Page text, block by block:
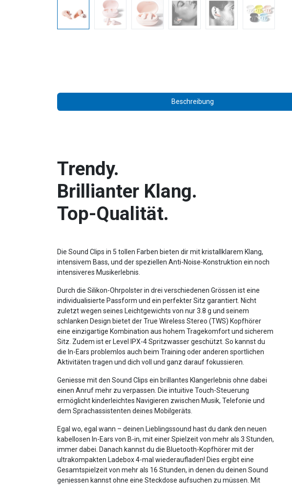
Beschreibung
Trendy.
Brillianter Klang.
Top-Qualität.
Die Sound Clips in 5 tollen Farben bieten dir mit kristallklarem Klang,
intensivem Bass, und der speziellen Anti-Noise-Konstruktion ein noch
intensiveres Musikerlebnis.
Durch die Silikon-Ohrpolster in drei verschiedenen Grössen ist eine
individualisierte Passform und ein perfekter Sitz garantiert. Nicht
zuletzt wegen seines Leichtgewichts von nur 3.8 g und seinem
schlanken Design bietet der True Wireless Stereo (TWS) Kopfhörer
eine einzigartige Kombination aus hohem Tragekomfort und sicherem
Sitz. Zudem ist er Level IPX-4 Spritzwasser geschützt. So kannst du
die In-Ears problemlos auch beim Training oder anderen sportlichen
Aktivitäten tragen und dich voll und ganz darauf fokussieren.
Geniesse mit den Sound Clips ein brillantes Klangerlebnis ohne dabei
einen Anruf mehr zu verpassen. Die intuitive Touch-Steuerung
ermöglicht kinderleichtes Navigieren zwischen Musik, Telefonie und
dem Sprachassistenten deines Mobilgeräts.
Egal wo, egal wann – deinen Lieblingssound hast du dank den neuen
kabellosen In-Ears von B-in, mit einer Spielzeit von mehr als 3 Stunden,
immer dabei. Danach kannst du die Bluetooth-Kopfhörer mit der
ultrakompakten Ladebox 4-mal wiederaufladen! Dies ergibt eine
Gesamtspielzeit von mehr als 16 Stunden, in denen du deinen Sound
geniessen kannst ohne eine Steckdose aufsuchen zu müssen. Mit